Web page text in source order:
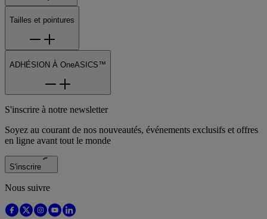
Tailles et pointures
ADHÉSION À OneASICS™
S'inscrire à notre newsletter
Soyez au courant de nos nouveautés, événements exclusifs et offres
en ligne avant tout le monde
S'inscrire
Nous suivre